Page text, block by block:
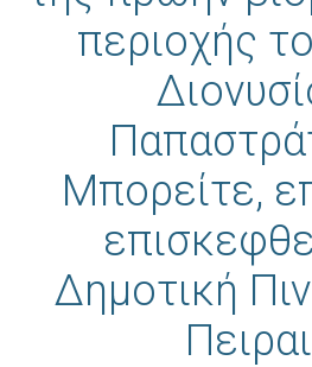
περιοχής
Μπορείτε,
Δημοτική